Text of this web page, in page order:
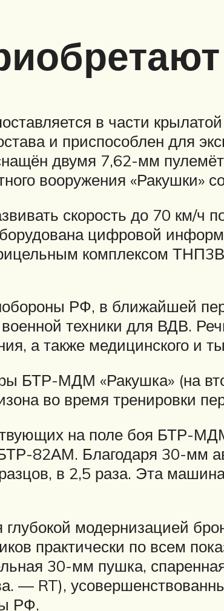
в части
и приспособлен для
двумя 7,62-мм
вооружения «Ракушки»
скорость до 70 км/ч
цифровой
комплексом
РФ, в ближайшей
техники для ВДВ.
а также медицинского и
БТР-МДМ «Ракушка» (на
во время тренировки
на поле боя БТР-
82АМ. Благодаря 30-мм
в 2,5 раза. Эта машина
модернизацией
практически по всем
30-мм пушка,
— RT),
РФ.